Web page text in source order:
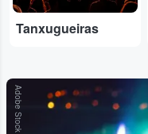
Tanxugueiras
Adobe Stock